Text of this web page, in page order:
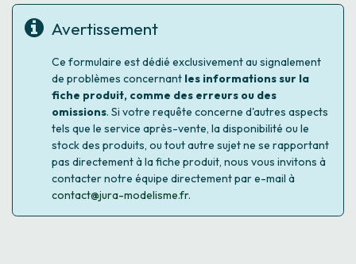
Avertissement
Ce formulaire est dédié exclusivement au signalement
de problèmes concernant les informations sur la
fiche produit, comme des erreurs ou des
omissions. Si votre requête concerne d'autres aspects
tels que le service après-vente, la disponibilité ou le
stock des produits, ou tout autre sujet ne se rapportant
pas directement à la fiche produit, nous vous invitons à
contacter notre équipe directement par e-mail à
contact@jura-modelisme.fr.